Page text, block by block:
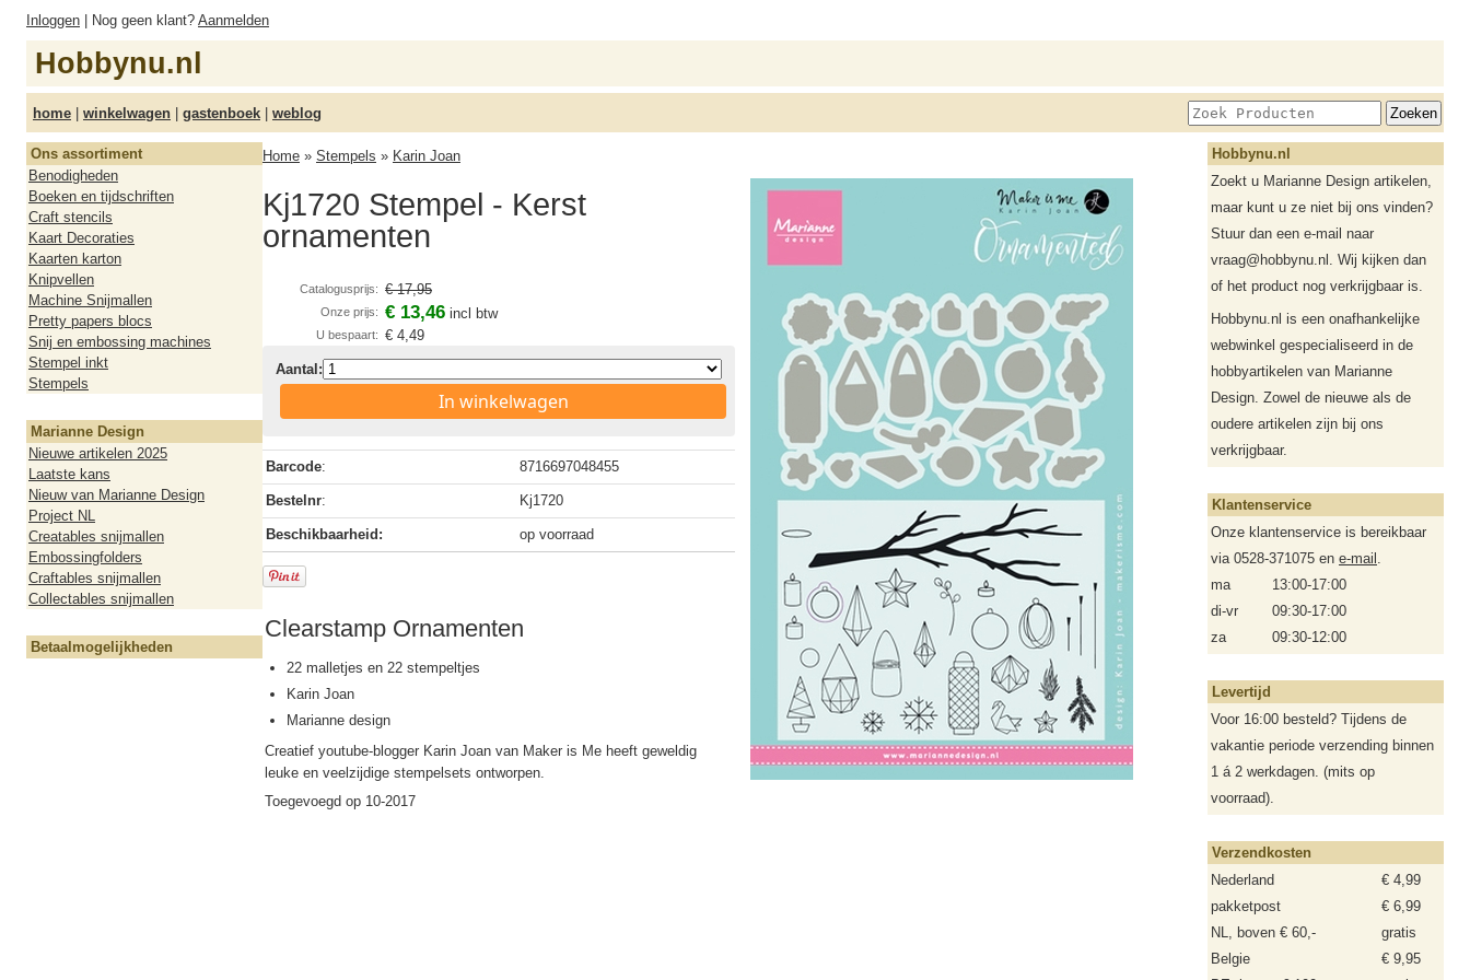
Inloggen | Nog geen klant? Aanmelden
Hobbynu.nl
home | winkelwagen | gastenboek | weblog
Ons assortiment
Benodigheden
Boeken en tijdschriften
Craft stencils
Kaart Decoraties
Kaarten karton
Knipvellen
Machine Snijmallen
Pretty papers blocs
Snij en embossing machines
Stempel inkt
Stempels
Marianne Design
Nieuwe artikelen 2025
Laatste kans
Nieuw van Marianne Design
Project NL
Creatables snijmallen
Embossingfolders
Craftables snijmallen
Collectables snijmallen
Betaalmogelijkheden
Home » Stempels » Karin Joan
Kj1720 Stempel - Kerst
ornamenten
Catalogusprijs: € 17,95
Onze prijs: € 13,46 incl btw
U bespaart: € 4,49
Aantal:
In winkelwagen
Barcode: 8716697048455
Bestelnr: Kj1720
Beschikbaarheid: op voorraad
Clearstamp Ornamenten
22 malletjes en 22 stempeltjes
Karin Joan
Marianne design
Creatief youtube-blogger Karin Joan van Maker is Me heeft geweldig
leuke en veelzijdige stempelsets ontworpen.
Toegevoegd op 10-2017
Hobbynu.nl
Zoekt u Marianne Design artikelen,
maar kunt u ze niet bij ons vinden?
Stuur dan een e-mail naar
vraag@hobbynu.nl. Wij kijken dan
of het product nog verkrijgbaar is.
Hobbynu.nl is een onafhankelijke
webwinkel gespecialiseerd in de
hobbyartikelen van Marianne
Design. Zowel de nieuwe als de
oudere artikelen zijn bij ons
verkrijgbaar.
Klantenservice
Onze klantenservice is bereikbaar
via 0528-371075 en e-mail .
ma
13:00-17:00
di-vr
09:30-17:00
za
09:30-12:00
Levertijd
Voor 16:00 besteld? Tijdens de
vakantie periode verzending binnen
1 á 2 werkdagen. (mits op
voorraad).
Verzendkosten
Nederland
€ 4,99
pakketpost
€ 6,99
NL, boven € 60,-
gratis
Belgie
€ 9,95